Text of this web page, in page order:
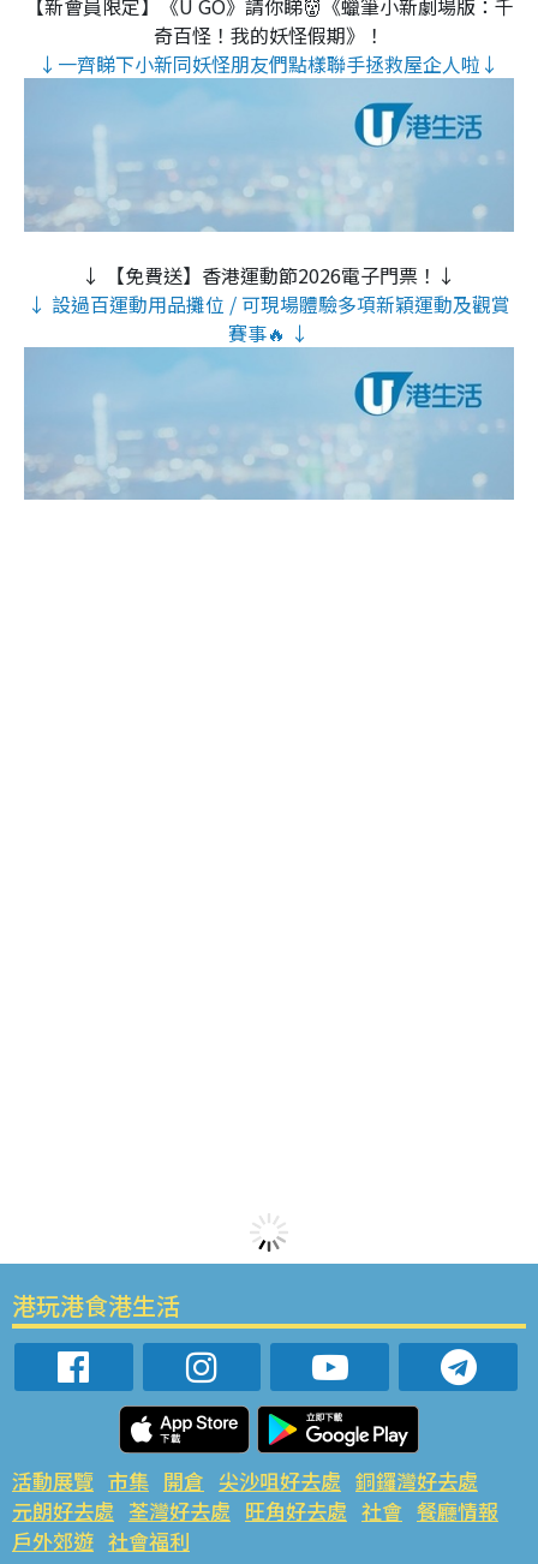
【新會員限定】《U GO》請你睇👹《蠟筆小新劇場版：千
奇百怪！我的妖怪假期》！
↓一齊睇下小新同妖怪朋友們點樣聯手拯救屋企人啦↓
↓ 【免費送】香港運動節2026電子門票！↓
↓ 設過百運動用品攤位 / 可現場體驗多項新穎運動及觀賞
賽事🔥 ↓
港玩港食港生活
活動展覽 市集 開倉 尖沙咀好去處 銅鑼灣好去處
元朗好去處 荃灣好去處 旺角好去處 社會 餐廳情報
戶外郊遊 社會福利